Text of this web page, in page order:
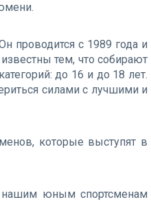
проводится с 1989 года и
тем, что собирают
до 16 и до 18 лет.
силами с лучшими и
которые выступят в
нашим юным спортсменам